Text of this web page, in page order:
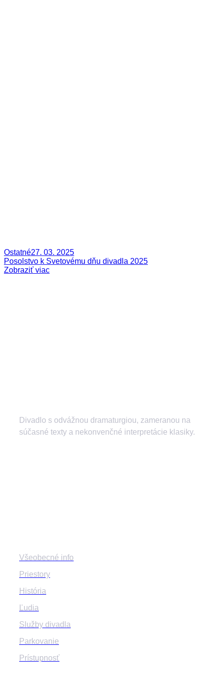
Ostatné27. 03. 2025
Posolstvo k Svetovému dňu divadla 2025
Zobraziť viac
Divadlo s odvážnou dramaturgiou, zameranou na
súčasné texty a nekonvenčné interpretácie klasiky.
Všeobecné info
Priestory
História
Ľudia
Služby divadla
Parkovanie
Prístupnosť